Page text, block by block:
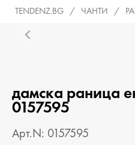
TENDENZ.BG ЧАНТИ
дамска раница
0157595
Арт.N: 0157595